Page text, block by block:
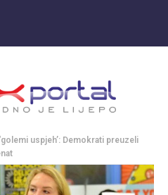
uspjeh’: Demokrati preuzeli